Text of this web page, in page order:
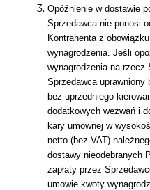
Opóźnienie w dostawie
Sprzedawca nie ponosi
Kontrahenta z
wynagrodzenia. Jeśli
wynagrodzenia na rzecz
Sprzedawca uprawniony
bez uprzedniego
dodatkowych wezwań i
kary umownej w
netto (bez VAT)
dostawy nieodebranych
zapłaty przez
umowie kwoty